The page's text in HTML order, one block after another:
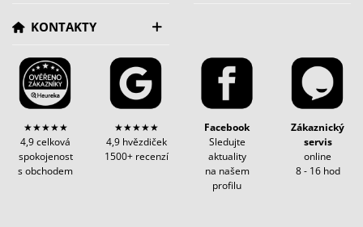
KONTAKTY
★★★★★
4,9 celková
spokojenost
s obchodem
★★★★★
4,9 hvězdiček
1500+ recenzí
Facebook
Sledujte
aktuality
na našem
profilu
Zákaznický
servis
online
8 - 16 hod